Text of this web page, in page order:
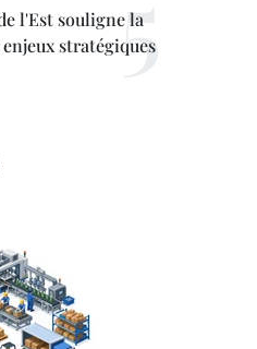
l'Est souligne la
stratégiques